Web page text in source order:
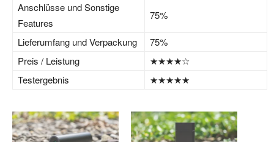
Anschlüsse und Sonstige
Features
75%
Lieferumfang und Verpackung
75%
Preis / Leistung
★★★★☆
Testergebnis
★★★★★